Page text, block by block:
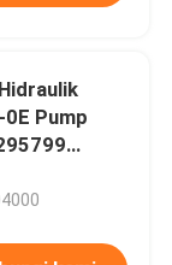
Pump
Cocok